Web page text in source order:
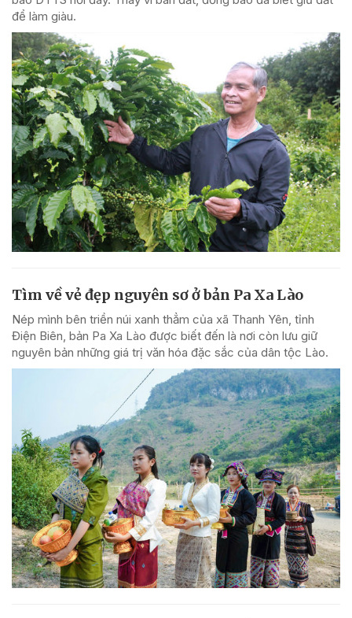
để làm giàu.
Tìm về vẻ đẹp nguyên sơ ở bản Pa Xa Lào
Nép mình bên triền núi xanh thẳm của xã Thanh Yên, tỉnh
Điện Biên, bản Pa Xa Lào được biết đến là nơi còn lưu giữ
nguyên bản những giá trị văn hóa đặc sắc của dân tộc Lào.